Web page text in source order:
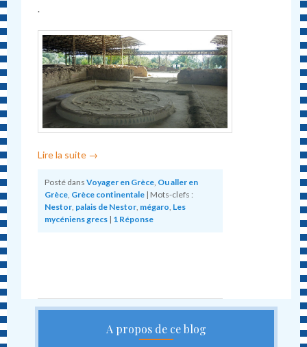
.
Lire la suite →
Posté dans Voyager en Grèce, Ou aller en
Grèce, Grèce continentale | Mots-clefs :
Nestor, palais de Nestor, mégaro, Les
mycéniens grecs | 1 Réponse
A propos de ce blog